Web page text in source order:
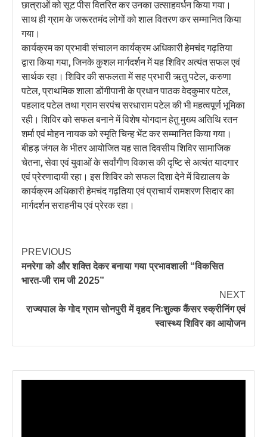
छात्राओं को सूट पीस वितरित कर उनका उत्साहवर्धन किया गया।
साथ ही ग्राम के जरूरतमंद लोगों को शाल वितरण कर सम्मानित किया
गया।
कार्यक्रम का प्रभावी संचालन कार्यक्रम अधिकारी हेमचंद गढ़तिया
द्वारा किया गया, जिनके कुशल मार्गदर्शन में यह शिविर अत्यंत सफल एवं
सार्थक रहा। शिविर की सफलता में सह प्रभारी ऋतु पटेल, करुणा
पटेल, प्राथमिक शाला डोंगीपानी के प्रधान पाठक वेदकुमार पटेल,
पहलाद पटेल तथा ग्राम सरपंच सरधाराम पटेल की भी महत्वपूर्ण भूमिका
रही। शिविर को सफल बनाने में विशेष योगदान हेतु मुख्य अतिथि रतन
शर्मा एवं मोहन नायक को स्मृति चिन्ह भेंट कर सम्मानित किया गया।
बीहड़ जंगल के भीतर आयोजित यह सात दिवसीय शिविर सामाजिक
चेतना, सेवा एवं युवाओं के सर्वांगीण विकास की दृष्टि से अत्यंत यादगार
एवं प्रेरणादायी रहा। इस शिविर को सफल दिशा देने में विद्यालय के
कार्यक्रम अधिकारी हेमचंद गढ़तिया एवं प्राचार्य रामशरण सिदार का
मार्गदर्शन सराहनीय एवं प्रेरक रहा।
PREVIOUS
मनरेगा को और शक्ति देकर बनाया गया प्रभावशाली “विकसित
भारत-जी राम जी 2025”
NEXT
राज्यपाल के गोद ग्राम सोनपुरी में वृहद निःशुल्क कैंसर स्क्रीनिंग एवं
स्वास्थ्य शिविर का आयोजन